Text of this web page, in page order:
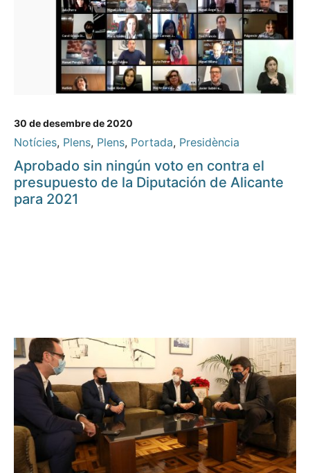
30 de desembre de 2020
Notícies, Plens, Plens, Portada, Presidència
Aprobado sin ningún voto en contra el
presupuesto de la Diputación de Alicante
para 2021